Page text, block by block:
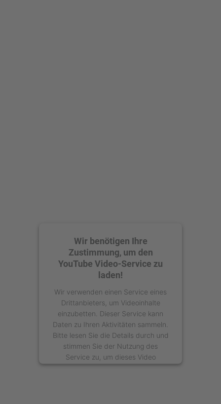
Wir benötigen Ihre
Zustimmung, um den
YouTube Video-Service zu
laden!
Wir verwenden einen Service eines
Drittanbieters, um Videoinhalte
einzubetten. Dieser Service kann
Daten zu Ihren Aktivitäten sammeln.
Bitte lesen Sie die Details durch und
stimmen Sie der Nutzung des
Service zu, um dieses Video
anzusehen.